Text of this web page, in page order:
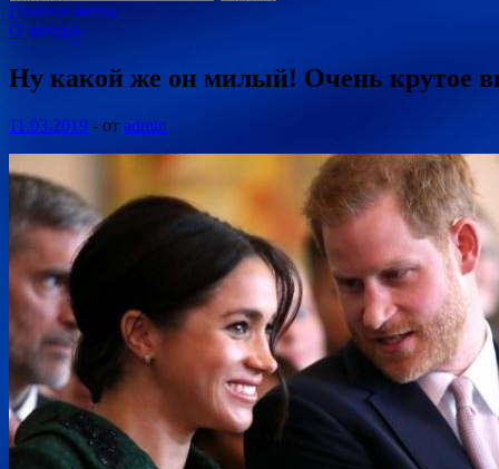
Главное меню
О звездах
Ну какой же он милый! Очень крутое
11.03.2019 - от admin